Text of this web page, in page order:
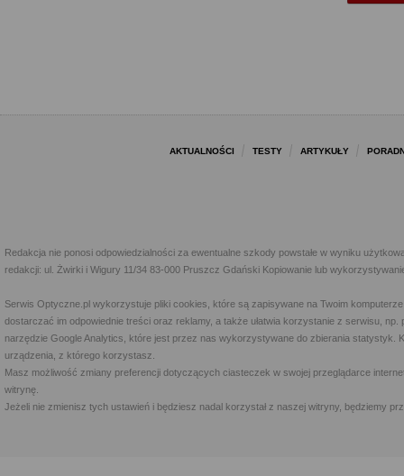
AKTUALNOŚCI TESTY ARTYKUŁY
Redakcja nie ponosi odpowiedzialności za ewentualne szkody powstałe w wyniku
redakcji: ul. Żwirki i Wigury 11/34 83-000 Pruszcz Gdański Kopiowanie lub
Serwis Optyczne.pl wykorzystuje pliki cookies, które są zapisywane na Twoim
dostarczać im odpowiednie treści oraz reklamy, a także ułatwia korzystanie z serwisu,
narzędzie Google Analytics, które jest przez nas wykorzystywane do zbierania statystyk.
urządzenia, z którego korzystasz.
Masz możliwość zmiany preferencji dotyczących ciasteczek w swojej przeglądarce
witrynę.
Jeżeli nie zmienisz tych ustawień i będziesz nadal korzystał z naszej witryny, będziemy